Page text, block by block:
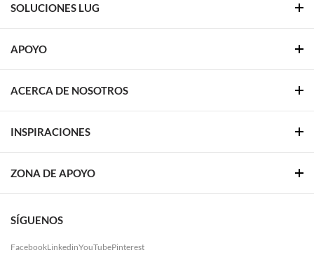
SOLUCIONES LUG
APOYO
ACERCA DE NOSOTROS
INSPIRACIONES
ZONA DE APOYO
SÍGUENOS
FacebookLinkedinYouTubePinterest